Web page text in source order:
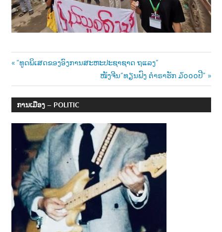
Post
navigation
Previous
“ທູດພິເສດຂອງອົງການສະຫະປະຊາຊາດ ຖແລງ”
Next
Post:
ໜັງຈີນ”ທຽນຟົງ ຕຳຣາຮັກ ໓໐໐໐ປີ”
ການເມືອງ – POLITIC